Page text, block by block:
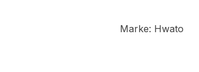
Marke: Hwato